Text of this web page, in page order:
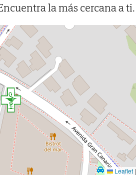
la más cercana a ti.
Leaflet |